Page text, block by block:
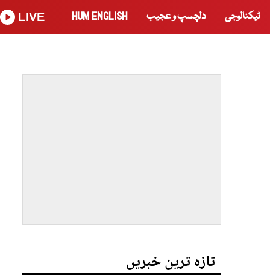
ٹیکنالوجی دلچسپ و عجیب HUM ENGLISH
LIVE
تازہ ترین خبریں